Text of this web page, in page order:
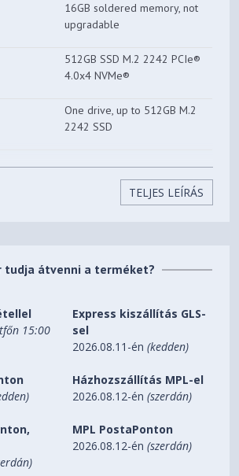
16GB soldered memory, not
upgradable
512GB SSD M.2 2242 PCIe®
4.0x4 NVMe®
One drive, up to 512GB M.2
2242 SSD
SD Card Reader
High Definition (HD) Audio
1.5W x2, optimized with Dolby
Audio™
2x, Array
Integrated 47Wh
TELJES LEÍRÁS
tudja átvenni a terméket?
15:00
Express kiszállítás GLS-
sel
2026.08.11-én(kedden)
Házhozszállítás MPL-el
2026.08.12-én(szerdán)
MPL PostaPonton
2026.08.12-én(szerdán)